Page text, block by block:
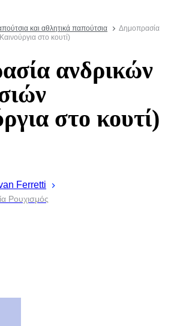
και αθλητικά παπούτσια
Δημοπρασία
στο κουτί)
ανδρικών
στο κουτί)
Ferretti
Ρουχισμός